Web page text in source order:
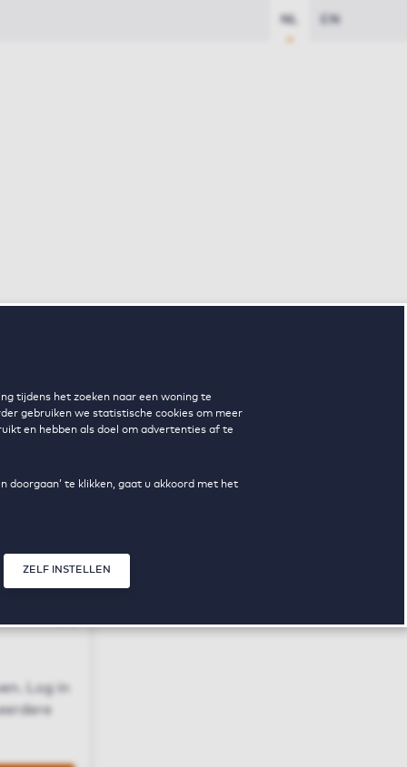
tijdens het zoeken naar een woning te
gebruiken we statistische cookies om meer
en hebben als doel om advertenties af te
doorgaan’ te klikken, gaat u akkoord met het
ZELF INSTELLEN
NL EN
Log in